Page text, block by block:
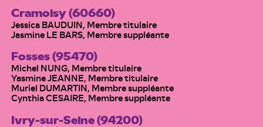
Cramoisy (60660)
Jessica BAUDUIN, Membre titulaire
Jasmine LE BARS, Membre suppléante
Fosses (95470)
Michel NUNG, Membre titulaire
Yasmine JEANNE, Membre titulaire
Muriel DUMARTIN, Membre suppléante
Cynthia CESAIRE, Membre suppléante
Ivry-sur-Seine (94200)